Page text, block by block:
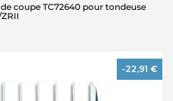
coupe TC72640 pour tondeuse
-22,91 €